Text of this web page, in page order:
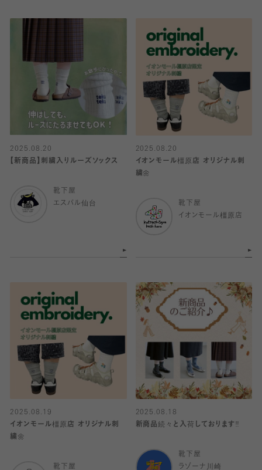
2025.08.20
【新商品】刺繍入りルーズソックス
靴下屋
エスパル仙台
2025.08.20
イオンモール橿原店 オリジナル刺
繍🌼
靴下屋
イオンモール橿原店
2025.08.19
イオンモール橿原店 オリジナル刺
繍🌼
靴下屋
2025.08.18
新商品続々と入荷しております‼️
靴下屋
ラゾーナ川崎